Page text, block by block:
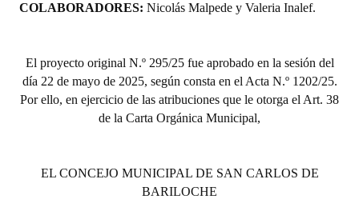
COLABORADORES: Nicolás Malpede y Valeria Inalef.
El proyecto original N.º 295/25 fue aprobado en la sesión del
día 22 de mayo de 2025, según consta en el Acta N.º 1202/25.
Por ello, en ejercicio de las atribuciones que le otorga el Art. 38
de la Carta Orgánica Municipal,
EL CONCEJO MUNICIPAL DE SAN CARLOS DE
BARILOCHE